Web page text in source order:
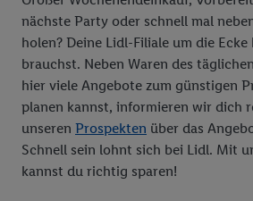
nächste Party oder schnell mal
holen? Deine Lidl-Filiale um die Ecke
brauchst. Neben Waren des
hier viele Angebote zum günstigen
planen kannst, informieren wir dich
unseren Prospekten über das
Schnell sein lohnt sich bei Lidl. Mit
kannst du richtig sparen!
denDatenschutzbestimmungen von Utiq.
Durch einen Klick auf „Ablehnen“
notwendiger Techniken zulassen. Durch
„Zustimmen“ stimmen Sie allen
vorgenannten Zwecken unter
genannten Partner zu. Weitere
Speicherdauer der Daten und zu Ihrem
Einwilligung jederzeit mit Wirkung für die